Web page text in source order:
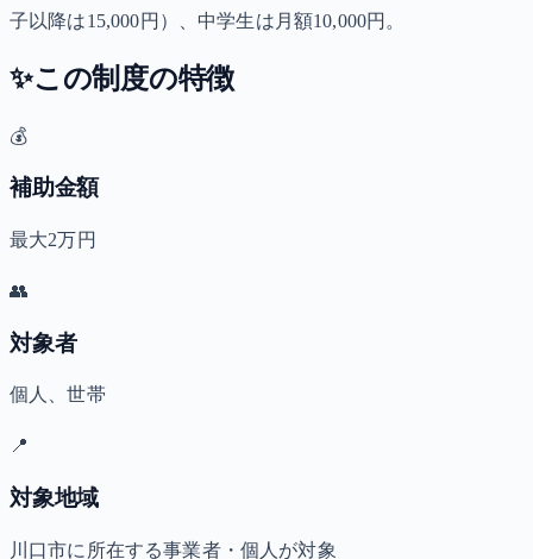
子以降は15,000円）、中学生は月額10,000円。
✨この制度の特徴
💰
補助金額
最大2万円
👥
対象者
個人、世帯
📍
対象地域
川口市に所在する事業者・個人が対象